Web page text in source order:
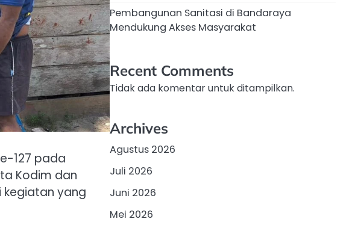
127 pada
Kodim dan
kegiatan yang
Pembangunan Sanitasi di Bandaraya
Mendukung Akses Masyarakat
Recent Comments
Tidak ada komentar untuk ditampilkan.
Archives
Agustus 2026
Juli 2026
Juni 2026
Mei 2026